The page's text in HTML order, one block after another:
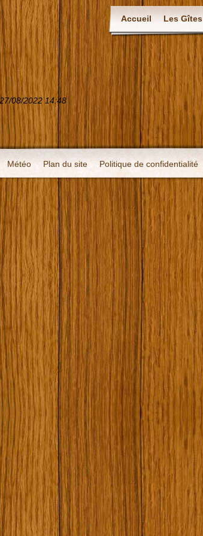
Accueil Les Gîtes
08/2022 14:48
Météo Plan du site Politique de confidentialité